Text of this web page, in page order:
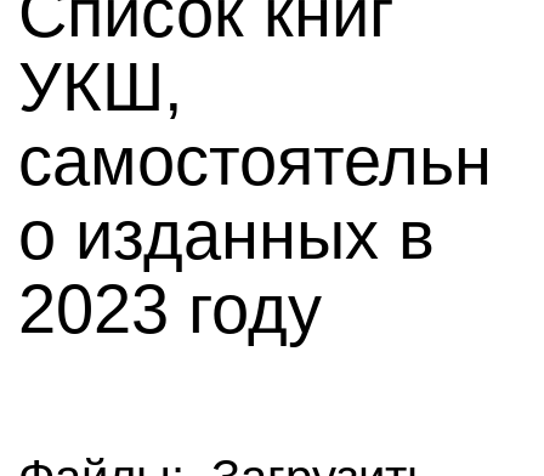
УКШ,
самостоятельн
о изданных в
2023 году